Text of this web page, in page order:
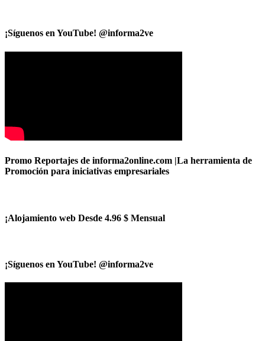
¡Síguenos en YouTube! @informa2ve
Promo Reportajes de informa2online.com |La herramienta de
Promoción para iniciativas empresariales
¡Alojamiento web Desde 4.96 $ Mensual
¡Síguenos en YouTube! @informa2ve